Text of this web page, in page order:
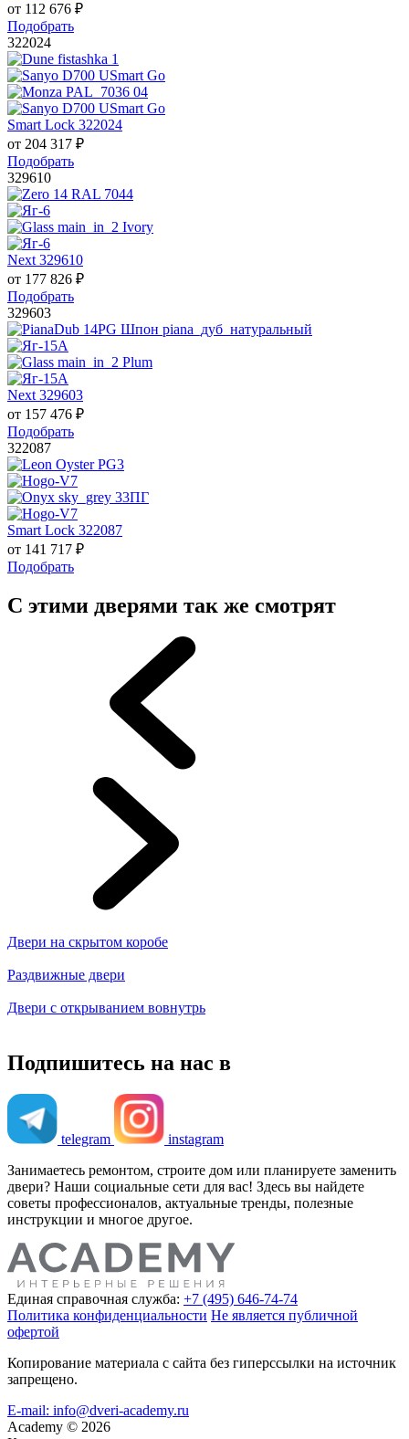
от 112 676 ₽
Подобрать
322024
Smart Lock 322024
от 204 317 ₽
Подобрать
329610
Next 329610
от 177 826 ₽
Подобрать
329603
Next 329603
от 157 476 ₽
Подобрать
322087
Smart Lock 322087
от 141 717 ₽
Подобрать
С этими дверями так же смотрят
Двери на скрытом коробе
Раздвижные двери
Двери с открыванием вовнутрь
Подпишитесь на нас в
telegram
instagram
Занимаетесь ремонтом, строите дом или планируете заменить
двери? Наши социальные сети для вас! Здесь вы найдете
советы профессионалов, актуальные тренды, полезные
инструкции и многое другое.
Единая справочная служба: +7 (495) 646-74-74
Политика конфиденциальности Не является публичной
офертой
Копирование материала с сайта без гиперссылки на источник
запрещено.
E-mail: info@dveri-academy.ru
Academy © 2026